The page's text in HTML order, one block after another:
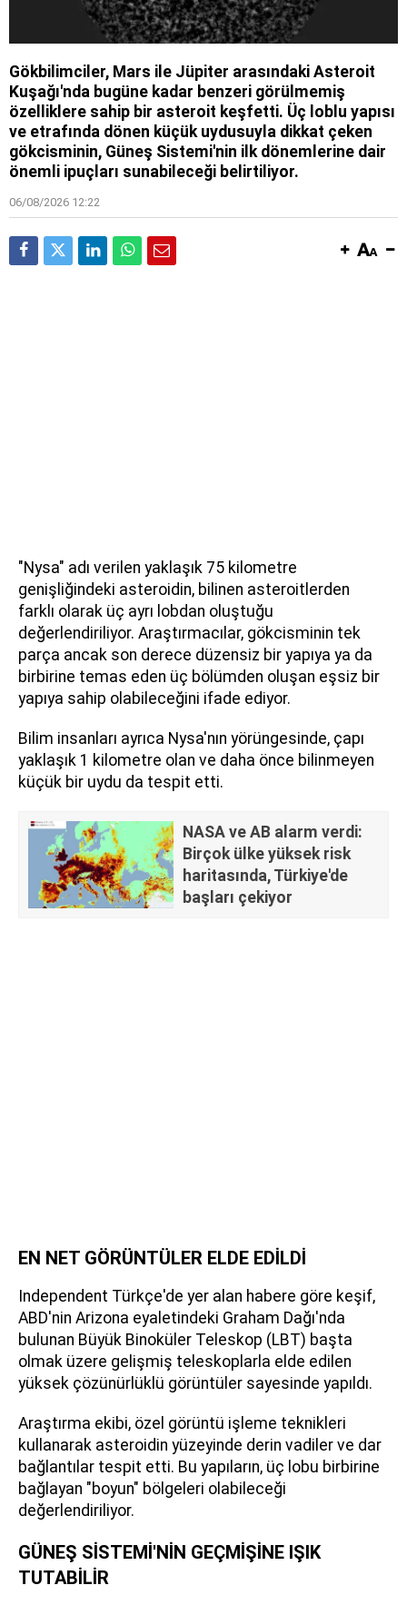
Gökbilimciler, Mars ile Jüpiter arasındaki Asteroit
Kuşağı'nda bugüne kadar benzeri görülmemiş
özelliklere sahip bir asteroit keşfetti. Üç loblu yapısı
ve etrafında dönen küçük uydusuyla dikkat çeken
gökcisminin, Güneş Sistemi'nin ilk dönemlerine dair
önemli ipuçları sunabileceği belirtiliyor.
06/08/2026 12:22
"Nysa" adı verilen yaklaşık 75 kilometre
genişliğindeki asteroidin, bilinen asteroitlerden
farklı olarak üç ayrı lobdan oluştuğu
değerlendiriliyor. Araştırmacılar, gökcisminin tek
parça ancak son derece düzensiz bir yapıya ya da
birbirine temas eden üç bölümden oluşan eşsiz bir
yapıya sahip olabileceğini ifade ediyor.
Bilim insanları ayrıca Nysa'nın yörüngesinde, çapı
yaklaşık 1 kilometre olan ve daha önce bilinmeyen
küçük bir uydu da tespit etti.
NASA ve AB alarm verdi:
Birçok ülke yüksek risk
haritasında, Türkiye'de
başları çekiyor
EN NET GÖRÜNTÜLER ELDE EDİLDİ
Independent Türkçe'de yer alan habere göre keşif,
ABD'nin Arizona eyaletindeki Graham Dağı'nda
bulunan Büyük Binoküler Teleskop (LBT) başta
olmak üzere gelişmiş teleskoplarla elde edilen
yüksek çözünürlüklü görüntüler sayesinde yapıldı.
Araştırma ekibi, özel görüntü işleme teknikleri
kullanarak asteroidin yüzeyinde derin vadiler ve dar
bağlantılar tespit etti. Bu yapıların, üç lobu birbirine
bağlayan "boyun" bölgeleri olabileceği
değerlendiriliyor.
GÜNEŞ SİSTEMİ'NİN GEÇMİŞİNE IŞIK
TUTABİLİR